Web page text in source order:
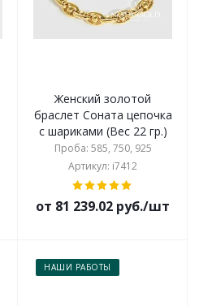
Женский золотой
браслет Соната цепочка
с шариками (Вес 22 гр.)
Проба: 585, 750, 925
Артикул: i7412
от 81 239.02 руб./шт
НАШИ РАБОТЫ